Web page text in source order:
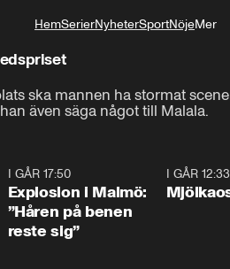
HemSerierNyheterSportNöjeMer
ska mannen ha stormat
även säga något till Malala.
I GÅR 17:50
Explosion i Malmö:
”Håren på benen
reste sig”
I GÅR 12:33